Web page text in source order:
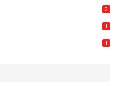
2
1
1